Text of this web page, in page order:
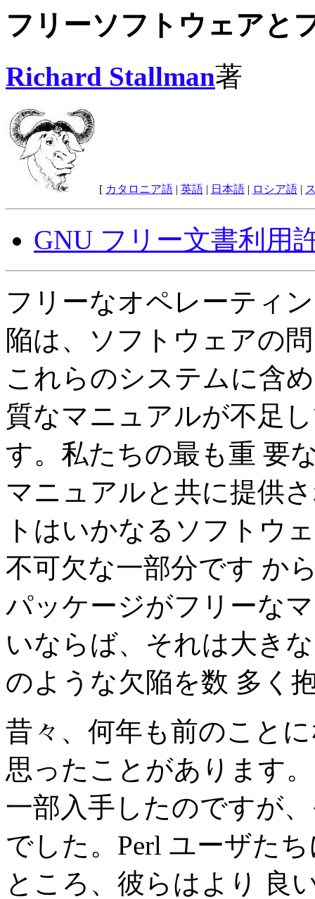
フリーソフトウェアと
Richard Stallman著
[ カタロニア語 | 英語 | 日本語 | ロシア語 |
GNU フリー文書利用
フリーなオペレーティ
陥は、ソフトウェアの
これらのシステムに含
質なマニュアルが不足
す。私たちの最も重 要
マニュアルと共に提供
トはいかなるソフトウ
不可欠な一部分です か
パッケージがフリーな
いならば、それは大き
のような欠陥を数 多く
昔々、何年も前のこと
思ったことがあります
一部入手したのですが
でした。Perl ユーザた
ところ、彼らはより 良